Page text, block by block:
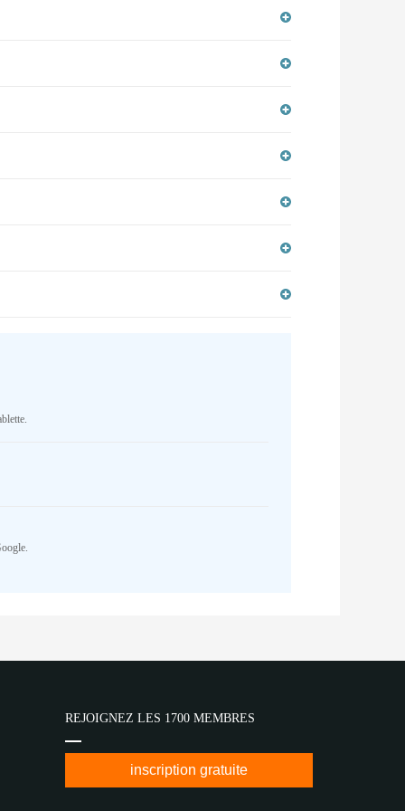
REJOIGNEZ LES 1700 MEMBRES
inscription gratuite